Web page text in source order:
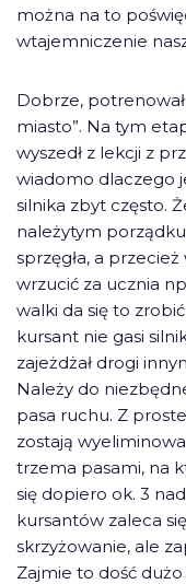
można na to
wtajemniczenie
Dobrze,
miasto”. Na tym
wyszedł z lekcji z
wiadomo dlaczego
silnika zbyt często.
należytym
sprzęgła, a
wrzucić za ucznia
walki da się to
kursant nie gasi
zajeżdżał drogi
Należy do
pasa ruchu. Z
zostają
trzema pasami, na
się dopiero ok. 3
kursantów zaleca
skrzyżowanie, ale
Zajmie to dość dużo